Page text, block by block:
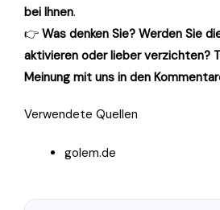
bei Ihnen.
👉 Was denken Sie? Werden Sie
aktivieren oder lieber verzichten?
Meinung mit uns in den
Verwendete Quellen
golem.de